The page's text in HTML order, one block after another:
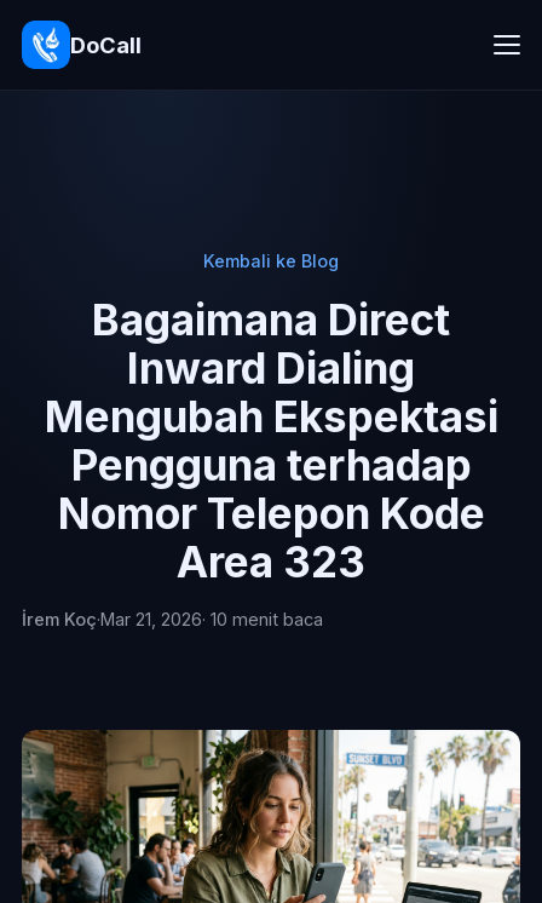
DoCall
Kembali ke Blog
Bagaimana Direct
Inward Dialing
Mengubah Ekspektasi
Pengguna terhadap
Nomor Telepon Kode
Area 323
İrem Koç·Mar 21, 2026· 10 menit baca